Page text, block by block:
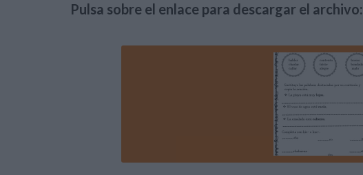
Pulsa sobre el enlace para descargar el archivo: